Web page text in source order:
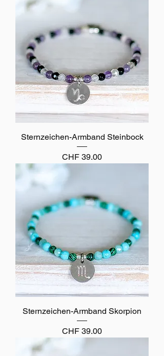
Sternzeichen-Armband Steinbock
Preis
CHF 39.00
Sternzeichen-Armband Skorpion
Preis
CHF 39.00